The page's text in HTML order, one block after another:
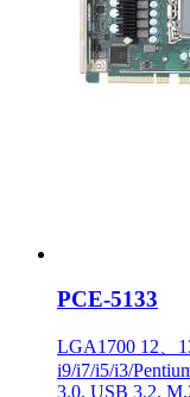
PCE-5133
LGA1700 12、
i9/i7/i5/i3/
3.0, USB 3.2,